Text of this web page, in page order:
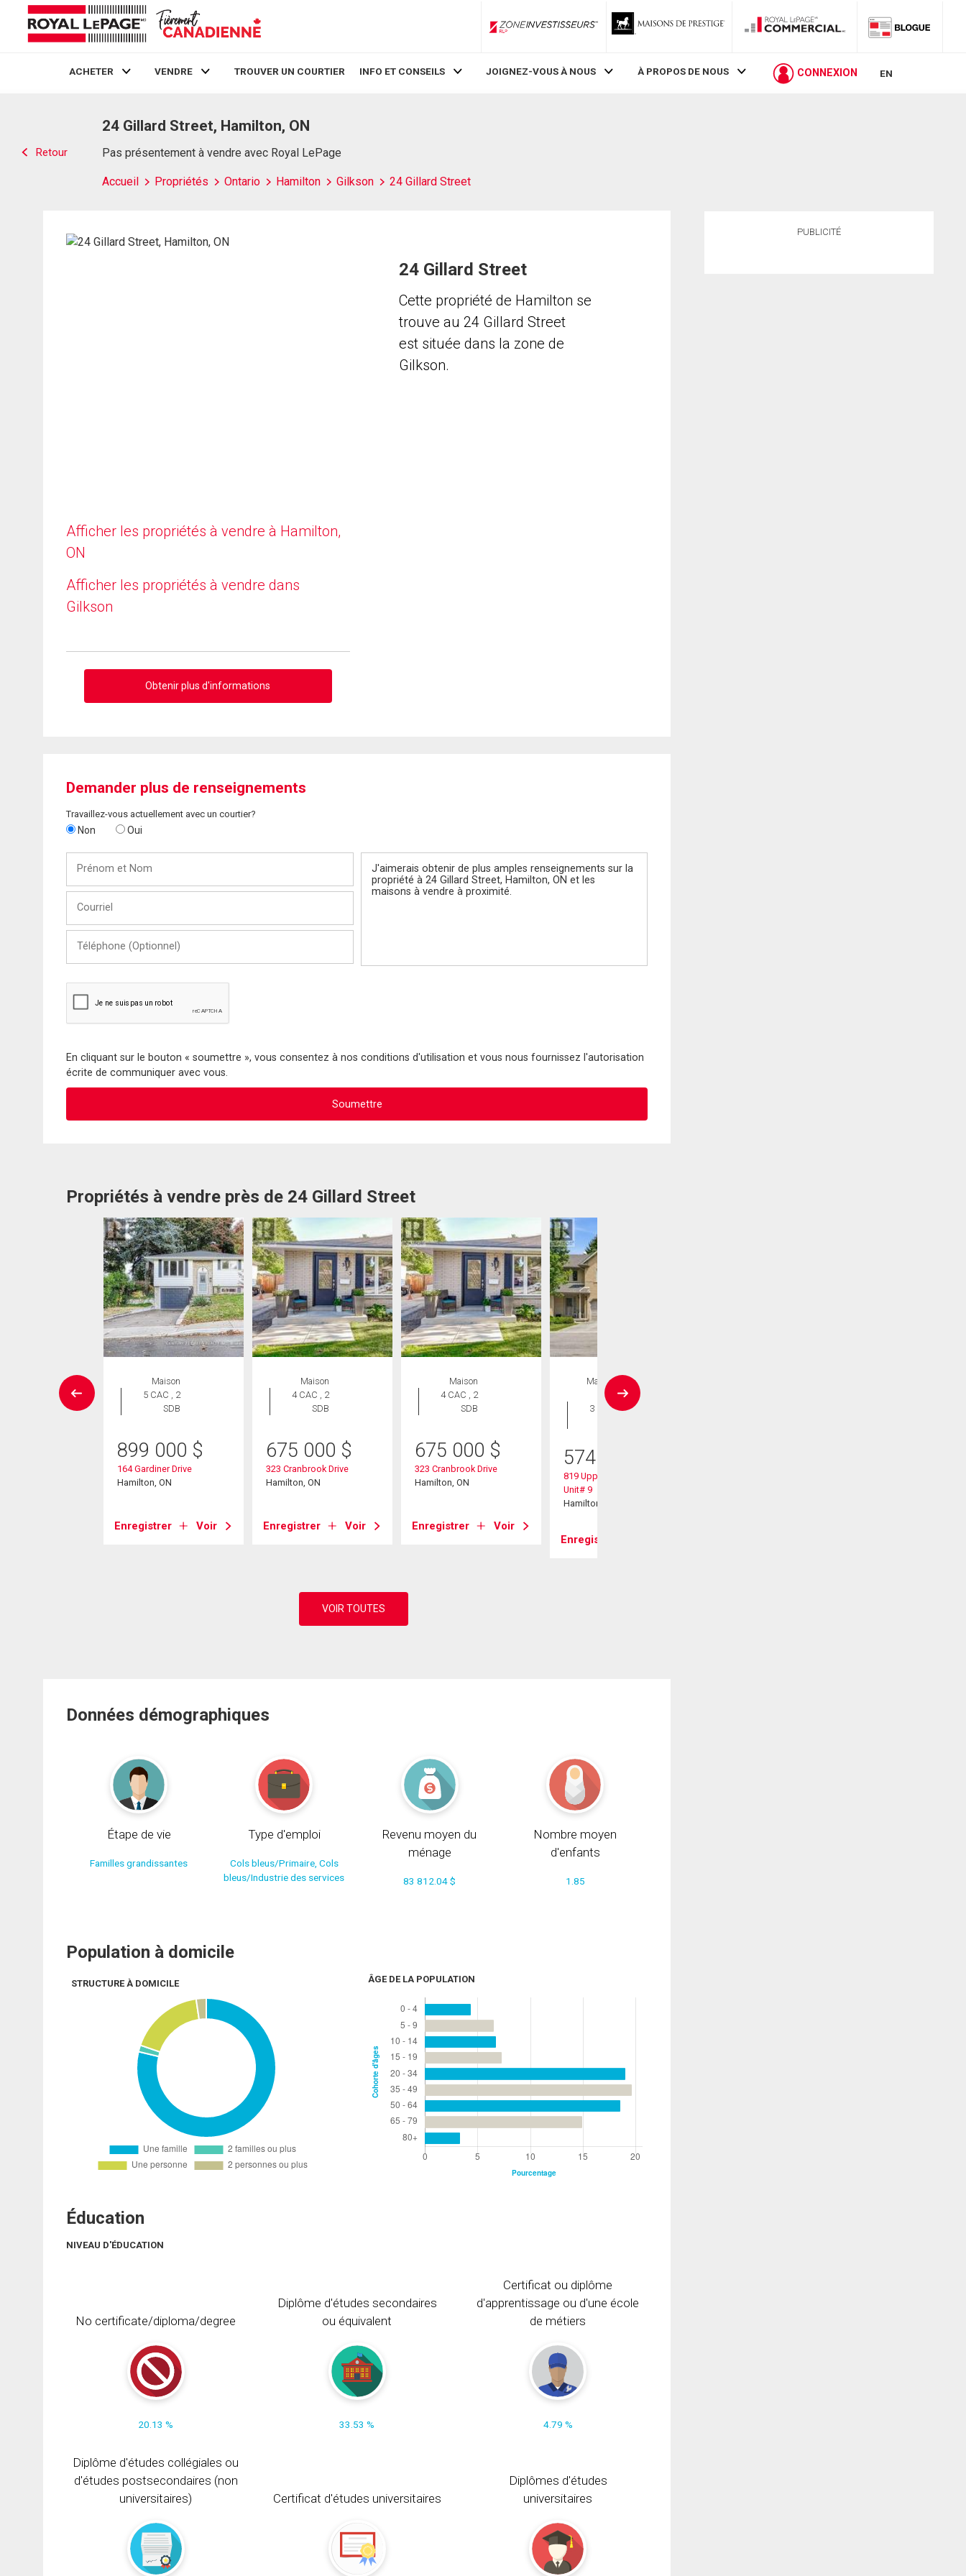
ZoneInvestisseurs RLP
ACHETER VENDRE TROUVER UN COURTIER INFO ET CONSEILS JOIGNEZ-VOUS À NOUS À PROPOS DE NOUS CONNEXION EN
Retour
24 Gillard Street, Hamilton, ON
Pas présentement à vendre avec Royal LePage
Accueil Propriétés Ontario Hamilton Gilkson 24 Gillard Street
Afficher les propriétés à vendre à Hamilton,
ON
Afficher les propriétés à vendre dans
Gilkson
Obtenir plus d'informations
24 Gillard Street
Cette propriété de Hamilton se
trouve au 24 Gillard Street
est située dans la zone de
Gilkson.
Demander plus de renseignements
Travaillez-vous actuellement avec un courtier?
Non Oui
Nom
(Optionnel)
En cliquant sur le bouton « soumettre », vous consentez à nos conditions d'utilisation et vous nous fournissez l'autorisation
écrite de communiquer avec vous.
Propriétés à vendre près de 24 Gillard Street
Maison
5 CAC , 2
SDB
899 000 $
164 Gardiner Drive
Hamilton, ON
Enregistrer Voir
Maison
4 CAC , 2
SDB
675 000 $
323 Cranbrook Drive
Hamilton, ON
Enregistrer Voir
Maison
4 CAC , 2
SDB
675 000 $
323 Cranbrook Drive
Hamilton, ON
Enregistrer Voir
Maison en
rangée
3 CAC , 3
574 900
819 Upper Paradise Road
Unit# 9
Hamilton, ON
Enregistrer
Données démographiques
Étape de vie
Familles grandissantes
Type d'emploi
Cols bleus/Primaire, Cols
bleus/Industrie des services
Revenu moyen du
ménage
83 812.04 $
Nombre moyen
d'enfants
1.85
Population à domicile
STRUCTURE À DOMICILE ÂGE DE LA POPULATION
Éducation
NIVEAU D'ÉDUCATION
No certificate/diploma/degree
20.13 %
Diplôme d'études secondaires
ou équivalent
33.53 %
Certificat ou diplôme
d'apprentissage ou d'une école
de métiers
4.79 %
Diplôme d'études collégiales ou
d'études postsecondaires (non
universitaires)
Certificat d'études universitaires
Diplômes d'études
universitaires
PUBLICITÉ